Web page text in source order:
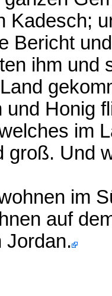
Kadesch;
Bericht
ihm und
Honig
im
groß. Und
im
auf
Jordan.